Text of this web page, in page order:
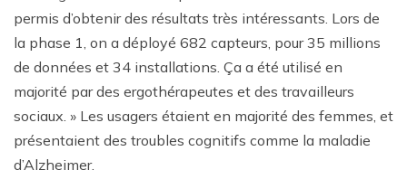
permis d’obtenir des résultats très intéressants. Lors de
la phase 1, on a déployé 682 capteurs, pour 35 millions
de données et 34 installations. Ça a été utilisé en
majorité par des ergothérapeutes et des travailleurs
sociaux. » Les usagers étaient en majorité des femmes, et
présentaient des troubles cognitifs comme la maladie
d’Alzheimer.